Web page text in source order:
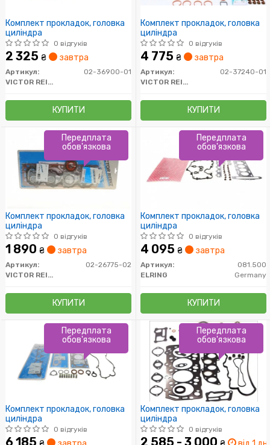
Комплект прокладок, головка
циліндра
0 відгуків
2 325 ₴ завтра
Артикул:
02-36900-01
VICTOR REINZ
КУПИТИ
Комплект прокладок, головка
циліндра
0 відгуків
4 775 ₴ завтра
Артикул:
02-37240-01
VICTOR REINZ
КУПИТИ
Комплект прокладок, головка
циліндра
0 відгуків
1 890 ₴ завтра
Артикул:
02-26775-02
VICTOR REINZ
КУПИТИ
Передплата
обов'язкова
Комплект прокладок, головка
циліндра
0 відгуків
4 095 ₴ завтра
Артикул:
081.500
ELRING
Germany
КУПИТИ
Передплата
обов'язкова
Комплект прокладок, головка
циліндра
0 відгуків
Передплата
обов'язкова
Комплект прокладок, головка
циліндра
0 відгуків
Передплата
обов'язкова